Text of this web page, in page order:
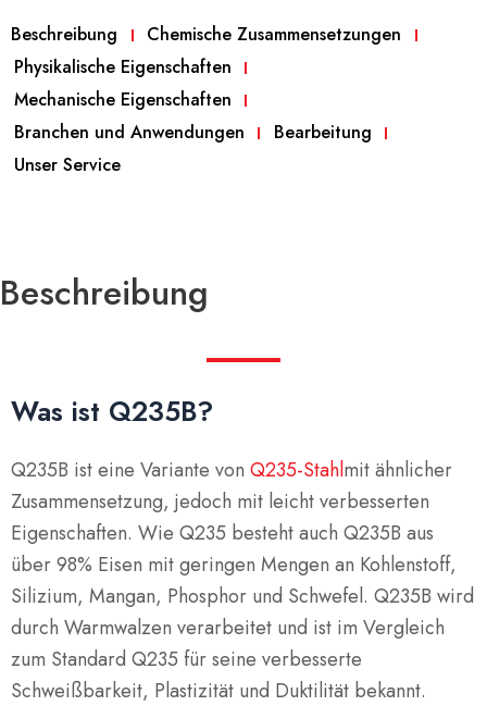
Beschreibung
Chemische Zusammensetzungen
Physikalische Eigenschaften
Mechanische Eigenschaften
Branchen und Anwendungen
Bearbeitung
Unser Service
Beschreibung
Was ist Q235B?
Q235B ist eine Variante von Q235-Stahlmit ähnlicher
Zusammensetzung, jedoch mit leicht verbesserten
Eigenschaften. Wie Q235 besteht auch Q235B aus
über 98% Eisen mit geringen Mengen an Kohlenstoff,
Silizium, Mangan, Phosphor und Schwefel. Q235B wird
durch Warmwalzen verarbeitet und ist im Vergleich
zum Standard Q235 für seine verbesserte
Schweißbarkeit, Plastizität und Duktilität bekannt.